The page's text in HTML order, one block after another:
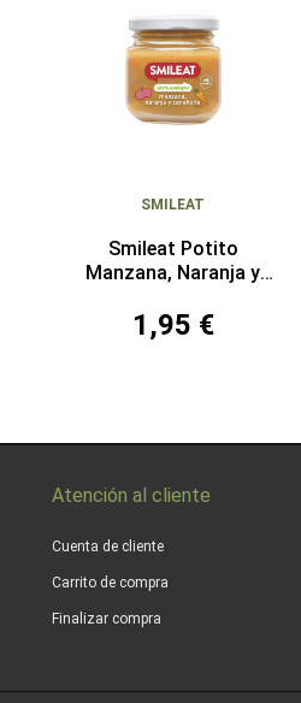
SMILEAT
Smileat Potito
Manzana, Naranja y
1,95 €
Atención al cliente
Cuenta de cliente
Carrito de compra
Finalizar compra